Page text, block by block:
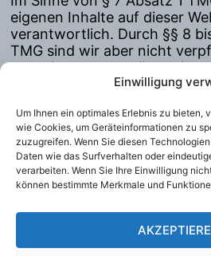
Einwilligung
Um Ihnen ein optimales Erlebnis zu bieten,
wie Cookies, um Geräteinformationen zu
zuzugreifen. Wenn Sie diesen
Daten wie das Surfverhalten oder
verarbeiten. Wenn Sie Ihre Einwilligung
können bestimmte Merkmale und
eigenen Inhalte auf dieser
verantwortlich. Durch §§ 8
TMG sind wir aber nicht
gespeicherte oder
überwachen oder diese auf
Pflicht, der Sperrung und
Informationen nach
nachzukommen.
Datenschutz: